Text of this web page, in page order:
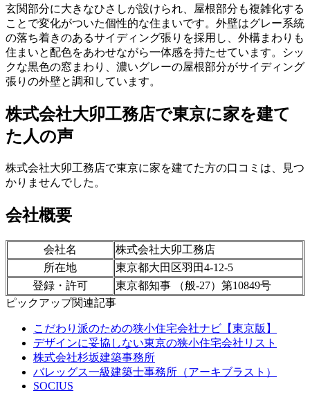
玄関部分に大きなひさしが設けられ、屋根部分も複雑化する
ことで変化がついた個性的な住まいです。外壁はグレー系統
の落ち着きのあるサイディング張りを採用し、外構まわりも
住まいと配色をあわせながら一体感を持たせています。シッ
クな黒色の窓まわり、濃いグレーの屋根部分がサイディング
張りの外壁と調和しています。
株式会社大卯工務店で東京に家を建て
た人の声
株式会社大卯工務店で東京に家を建てた方の口コミは、見つ
かりませんでした。
会社概要
会社名
株式会社大卯工務店
所在地
東京都大田区羽田4-12-5
登録・許可
東京都知事 （般-27）第10849号
ピックアップ関連記事
こだわり派のための狭小住宅会社ナビ【東京版】
デザインに妥協しない東京の狭小住宅会社リスト
株式会社杉坂建築事務所
バレッグス一級建築士事務所（アーキブラスト）
SOCIUS